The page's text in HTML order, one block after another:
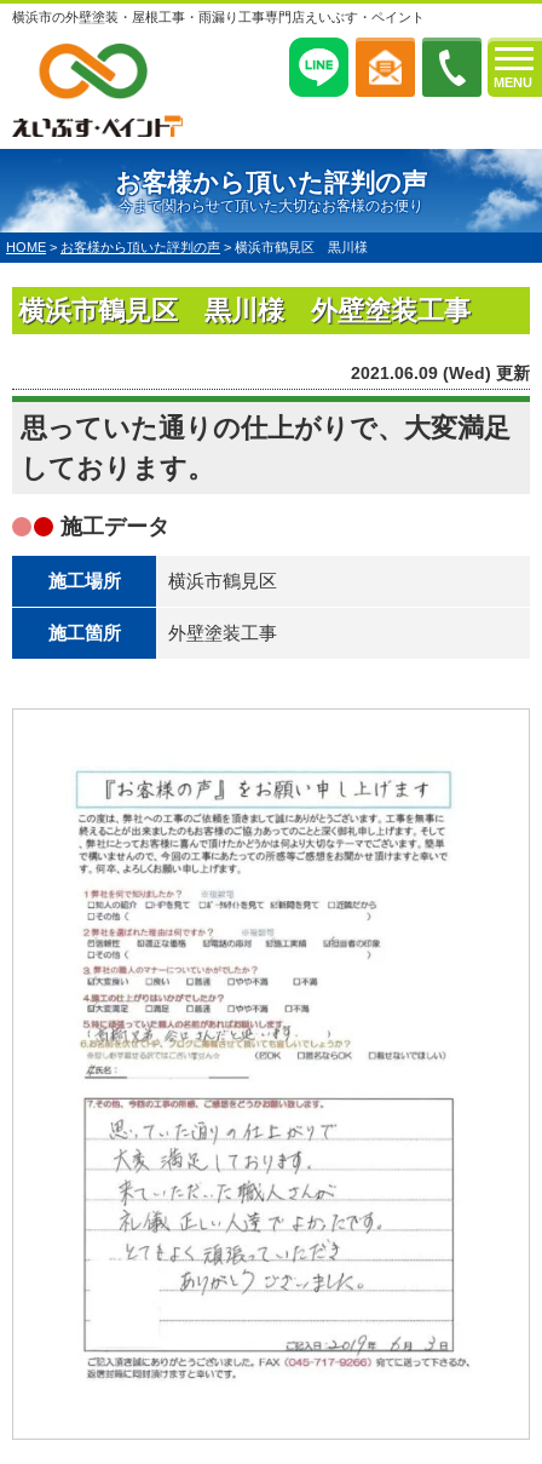
MENU
横浜市の外壁塗装・屋根工事・雨漏り工事専門店えいぶす・ペイント
お客様から頂いた評判の声
今まで関わらせて頂いた大切なお客様のお便り
HOME > お客様から頂いた評判の声 > 横浜市鶴見区 黒川様
横浜市鶴見区 黒川様 外壁塗装工事
2021.06.09 (Wed) 更新
思っていた通りの仕上がりで、大変満足
しております。
施工データ
施工場所 横浜市鶴見区
施工箇所 外壁塗装工事